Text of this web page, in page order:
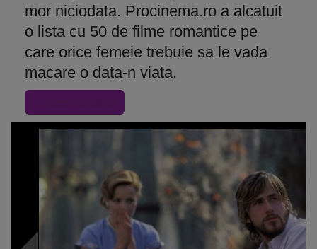
mor niciodata. Procinema.ro a alcatuit
o lista cu 50 de filme romantice pe
care orice femeie trebuie sa le vada
macare o data-n viata.